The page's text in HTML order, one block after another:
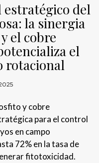
estratégico del
la sinergia
el cobre
el
rotacional
y cobre
para el control
en campo
72% en la tasa de
fitotoxicidad.